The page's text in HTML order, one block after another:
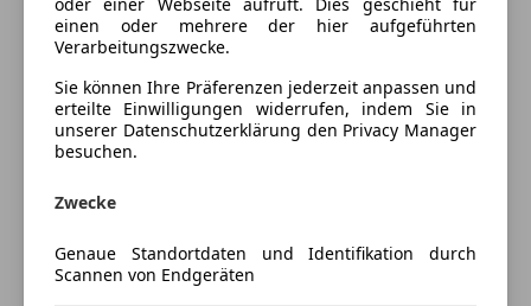
Unterhaltung/Media
Bluetooth
Bordcomputer
Freisprecheinrichtung
Radio
USB
ABS
Fahrzeugbeschreibung
Elektrisches Faltdach
Tempomat
Audiosystem mit Touchscreen
Fahrersitz höhenverstellbar
Bluetooth Freisprecheinrichtung
einen oder mehrere der hier aufgeführten
Verarbeitungszwecke.
Sie können Ihre Präferenzen jederzeit anpassen und
erteilte Einwilligungen widerrufen, indem Sie in
unserer Datenschutzerklärung den Privacy Manager
besuchen.
Zwecke
Genaue Standortdaten und Identifikation durch
Scannen von Endgeräten